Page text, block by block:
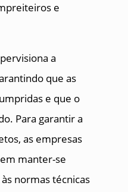
e
a
que as
e que o
Para garantir a
as empresas
manter-se
normas técnicas